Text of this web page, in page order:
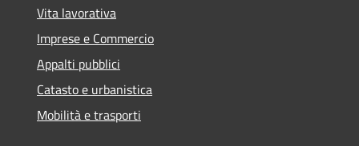
Vita lavorativa
Imprese e Commercio
Appalti pubblici
Catasto e urbanistica
Mobilità e trasporti